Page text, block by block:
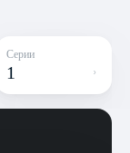
Серии
1